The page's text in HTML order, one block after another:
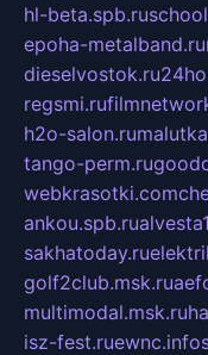
hl-beta.spb.ru
epoha-metalband.ru
dieselvostok.ru
regsmi.ru
h2o-salon.ru
tango-perm.ru
webkrasotki.com
ankou.spb.ru
sakhatoday.ru
golf2club.msk.ru
multimodal.msk.ru
isz-fest.ruewnc.info